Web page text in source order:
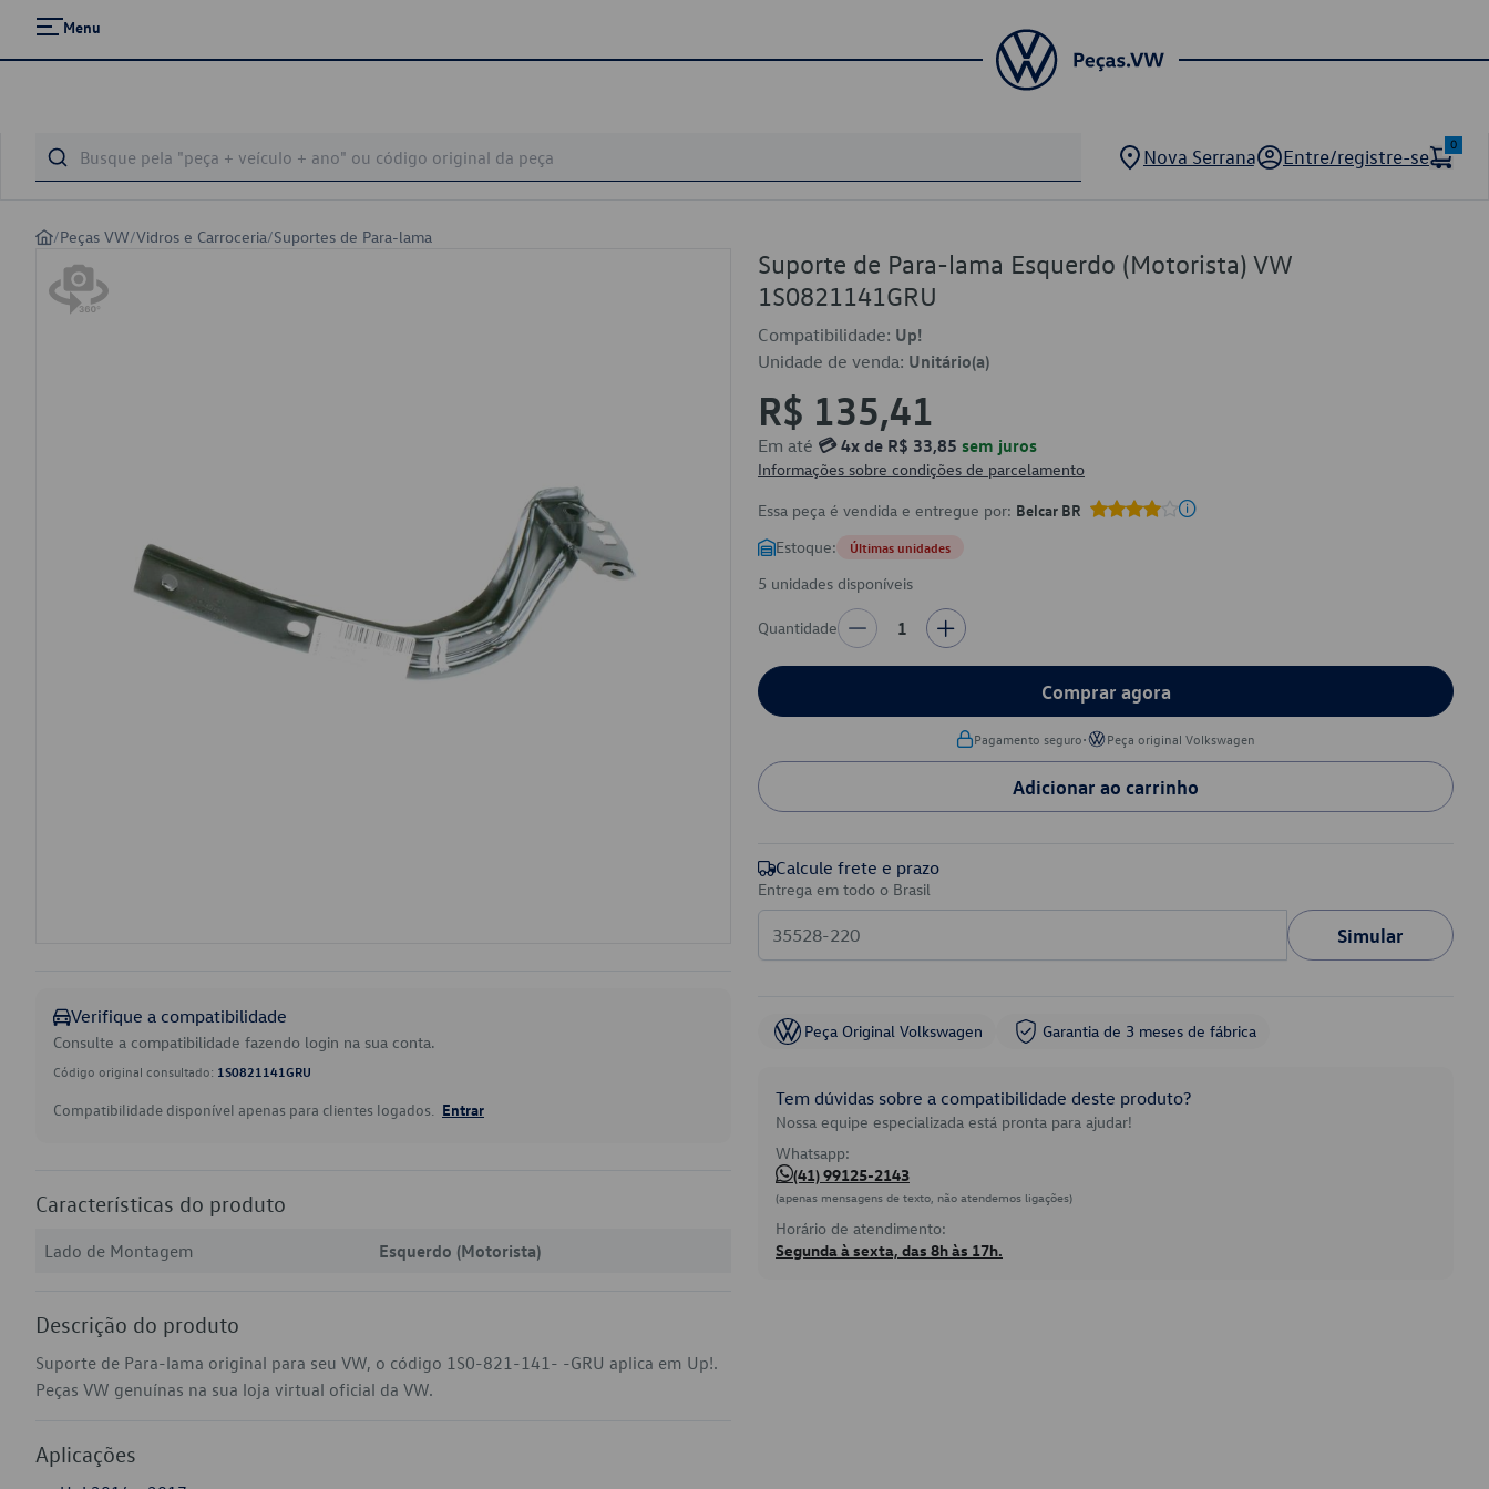
Menu
Nova Serrana Entre/registre-se
0
/Peças VW/Vidros e Carroceria/Suportes de Para-lama
Verifique a compatibilidade
Consulte a compatibilidade fazendo login na sua conta.
Código original consultado: 1S0821141GRU
Compatibilidade disponível apenas para clientes logados. Entrar
Características do produto
Lado de Montagem Esquerdo (Motorista)
Descrição do produto
Suporte de Para-lama original para seu VW, o código 1S0-821-141- -GRU aplica em Up!.
Peças VW genuínas na sua loja virtual oficial da VW.
Aplicações
Suporte de Para-lama Esquerdo (Motorista) VW
1S0821141GRU
Compatibilidade: Up!
Unidade de venda: Unitário(a)
R$ 135,41
Em até 💳 4x de R$ 33,85 sem juros
Informações sobre condições de parcelamento
Essa peça é vendida e entregue por: Belcar BR
Estoque: Últimas unidades
5 unidades disponíveis
Quantidade 1
Comprar agora
Pagamento seguro• Peça original Volkswagen
Adicionar ao carrinho
Calcule frete e prazo
Entrega em todo o Brasil
Simular
Peça Original Volkswagen Garantia de 3 meses de fábrica
Tem dúvidas sobre a compatibilidade deste produto?
Nossa equipe especializada está pronta para ajudar!
Whatsapp:
(41) 99125-2143
(apenas mensagens de texto, não atendemos ligações)
Horário de atendimento:
Segunda à sexta, das 8h às 17h.